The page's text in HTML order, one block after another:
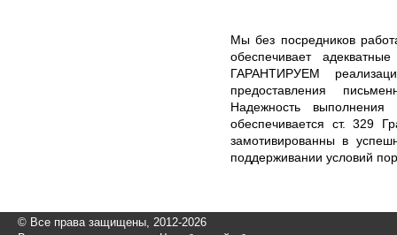
Мы без посредников
обеспечивает
ГАРАНТИРУЕМ
предоставления
Надежность выполнения
обеспечивается ст. 329
замотивированны в
поддерживании условий
© Все права защищены, 2012-2026